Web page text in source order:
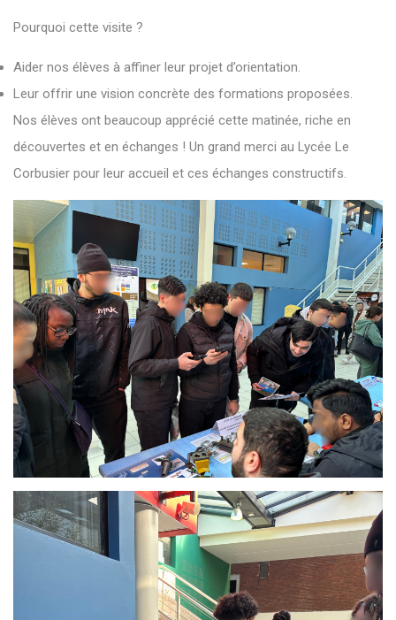
Pourquoi cette visite ?
Aider nos élèves à affiner leur projet d’orientation.
Leur offrir une vision concrète des formations proposées.
Nos élèves ont beaucoup apprécié cette matinée, riche en
découvertes et en échanges ! Un grand merci au Lycée Le
Corbusier pour leur accueil et ces échanges constructifs.